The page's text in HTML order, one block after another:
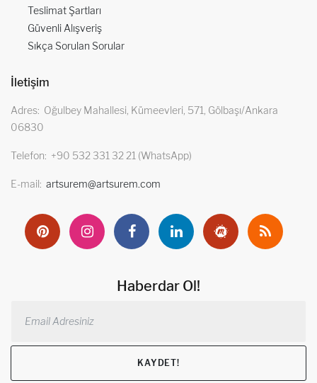
Teslimat Şartları
Güvenli Alışveriş
Sıkça Sorulan Sorular
İletişim
Adres Oğulbey Mahallesi, Kümeevleri, 571, Gölbaşı/Ankara
06830
Telefon +90 532 331 32 21 (WhatsApp)
E-mail artsurem@artsurem.com
Haberdar Ol!
KAYDET!